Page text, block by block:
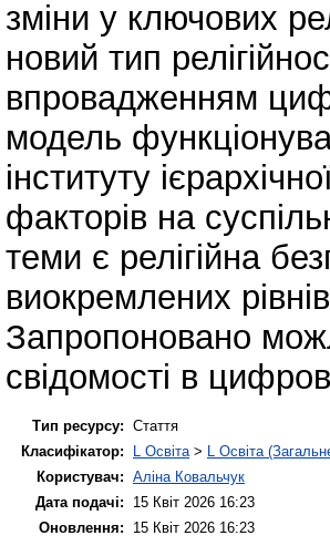
зміни у ключових
новий тип
впровадженням
модель
інституту
факторів на
теми є релігійна
виокремлених
Запропоновано
свідомості в
Тип ресурсу: Стаття
Класифікатор:
L Освіта > L Освіта
Користувач: Аліна Ковальчук
Дата подачі:
15 Квіт 2026 16:23
Оновлення:
15 Квіт 2026 16:23